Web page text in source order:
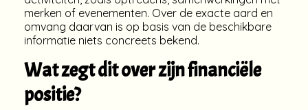
merken of evenementen. Over de exacte aard en
omvang daarvan is op basis van de beschikbare
informatie niets concreets bekend.
Wat zegt dit over zijn financiële
positie?